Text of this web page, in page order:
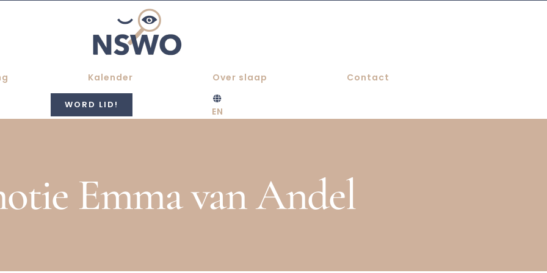
Kalender Over slaap Contact
WORD LID!
EN
Emma van Andel